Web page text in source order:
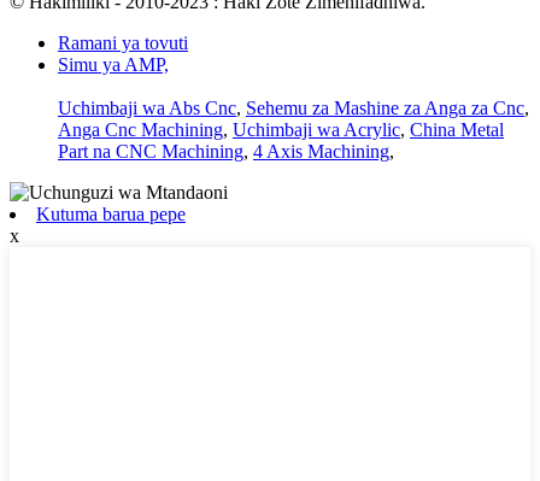
Ramani ya tovuti
Simu ya AMP,
Uchimbaji wa Abs Cnc, Sehemu za Mashine za Anga za Cnc,
Anga Cnc Machining, Uchimbaji wa Acrylic, China Metal
Part na CNC Machining, 4 Axis Machining,
Kutuma barua pepe
x